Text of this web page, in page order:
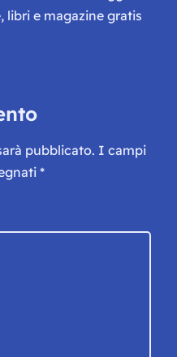
libri e magazine gratis
pubblicato. I campi
*